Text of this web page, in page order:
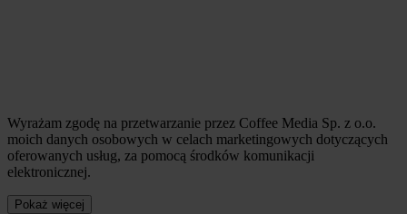
Wyrażam zgodę na przetwarzanie przez Coffee Media Sp. z o.o.
moich danych osobowych w celach marketingowych dotyczących
oferowanych usług, za pomocą środków komunikacji
elektronicznej.
Pokaż więcej